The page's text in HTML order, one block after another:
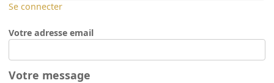
Se connecter
Votre adresse email
Votre message